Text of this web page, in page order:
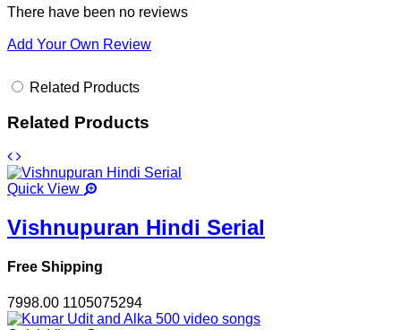
There have been no reviews
Add Your Own Review
Related Products
Related Products
Quick View
Vishnupuran Hindi Serial
Free Shipping
7998.00 1105075294